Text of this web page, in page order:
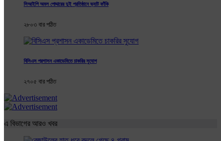
সিআইপি অমল পোদ্দারের দুই প্রতিষ্ঠানে ভ্যাট ফাঁকি
২৮০৩ বার পঠিত
বিসিএস প্রশাসন একাডেমিতে চাকরির সুযোগ
২৭০৫ বার পঠিত
এ বিভাগের আরও খবর